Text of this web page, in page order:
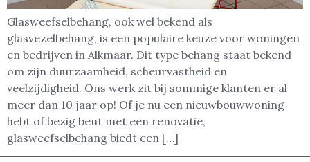
Glasweefselbehang, ook wel bekend als
glasvezelbehang, is een populaire keuze voor woningen
en bedrijven in Alkmaar. Dit type behang staat bekend
om zijn duurzaamheid, scheurvastheid en
veelzijdigheid. Ons werk zit bij sommige klanten er al
meer dan 10 jaar op! Of je nu een nieuwbouwwoning
hebt of bezig bent met een renovatie,
glasweefselbehang biedt een […]